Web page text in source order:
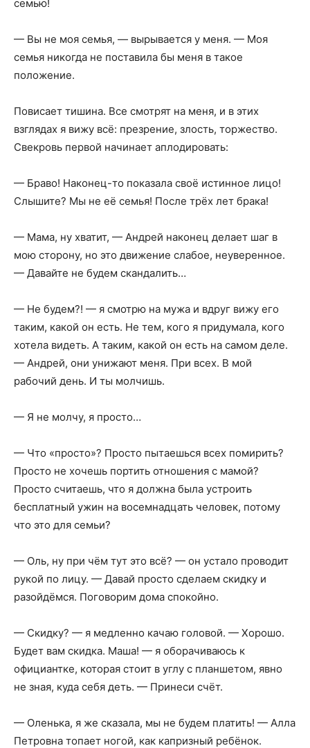
семью!
— Вы не моя семья, — вырывается у меня. — Моя
семья никогда не поставила бы меня в такое
положение.
Повисает тишина. Все смотрят на меня, и в этих
взглядах я вижу всё: презрение, злость, торжество.
Свекровь первой начинает аплодировать:
— Браво! Наконец-то показала своё истинное лицо!
Слышите? Мы не её семья! После трёх лет брака!
— Мама, ну хватит, — Андрей наконец делает шаг в
мою сторону, но это движение слабое, неуверенное.
— Давайте не будем скандалить…
— Не будем?! — я смотрю на мужа и вдруг вижу его
таким, какой он есть. Не тем, кого я придумала, кого
хотела видеть. А таким, какой он есть на самом деле.
— Андрей, они унижают меня. При всех. В мой
рабочий день. И ты молчишь.
— Я не молчу, я просто…
— Что «просто»? Просто пытаешься всех помирить?
Просто не хочешь портить отношения с мамой?
Просто считаешь, что я должна была устроить
бесплатный ужин на восемнадцать человек, потому
что это для семьи?
— Оль, ну при чём тут это всё? — он устало проводит
рукой по лицу. — Давай просто сделаем скидку и
разойдёмся. Поговорим дома спокойно.
— Скидку? — я медленно качаю головой. — Хорошо.
Будет вам скидка. Маша! — я оборачиваюсь к
официантке, которая стоит в углу с планшетом, явно
не зная, куда себя деть. — Принеси счёт.
— Оленька, я же сказала, мы не будем платить! — Алла
Петровна топает ногой, как капризный ребёнок.